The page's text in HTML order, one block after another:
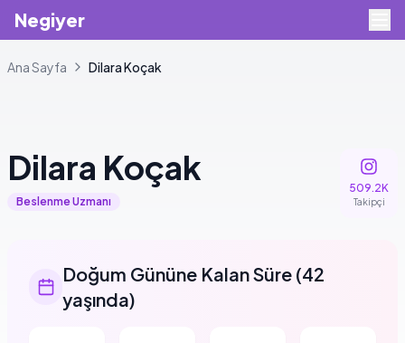
Negiyer
Ana Sayfa DilaraKoçak
Dilara Koçak
Beslenme Uzmanı
509.2K
Takipçi
Doğum Gününe Kalan Süre (42
yaşında)